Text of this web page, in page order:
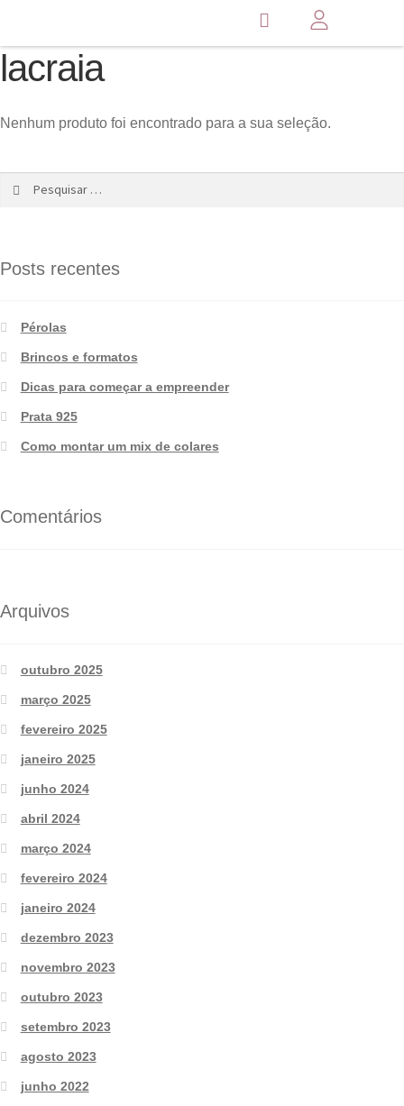
lacraia
Nenhum produto foi encontrado para a sua seleção.
Posts recentes
Pérolas
Brincos e formatos
Dicas para começar a empreender
Prata 925
Como montar um mix de colares
Comentários
Arquivos
outubro 2025
março 2025
fevereiro 2025
janeiro 2025
junho 2024
abril 2024
março 2024
fevereiro 2024
janeiro 2024
dezembro 2023
novembro 2023
outubro 2023
setembro 2023
agosto 2023
junho 2022